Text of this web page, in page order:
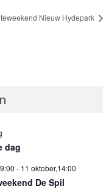
Nieuw Hydepark
dag
- 11 oktober,14:00
De Spil